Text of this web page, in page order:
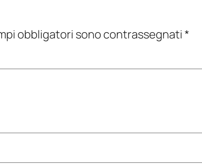
obbligatori sono contrassegnati *